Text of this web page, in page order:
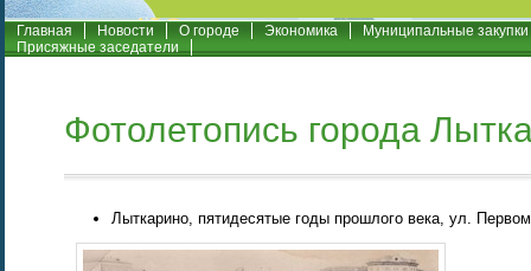
Главная Новости О городе Экономика
Муниципальные закупки
Присяжные заседатели
Фотолетопись города
Лыткарино, пятидесятые годы прошлого века, ул.